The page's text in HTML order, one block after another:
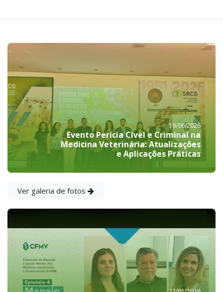
19/06/2026
Evento Perícia Cível e Criminal na
Medicina Veterinária: Atualizações
e Aplicações Práticas
Ver galeria de fotos